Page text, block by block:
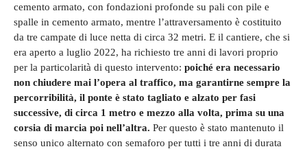
cemento armato, con fondazioni profonde su pali con pile e
spalle in cemento armato, mentre l’attraversamento è costituito
da tre campate di luce netta di circa 32 metri. E il cantiere, che si
era aperto a luglio 2022, ha richiesto tre anni di lavori proprio
per la particolarità di questo intervento: poiché era necessario
non chiudere mai l’opera al traffico, ma garantirne sempre la
percorribilità, il ponte è stato tagliato e alzato per fasi
successive, di circa 1 metro e mezzo alla volta, prima su una
corsia di marcia poi nell’altra. Per questo è stato mantenuto il
senso unico alternato con semaforo per tutti i tre anni di durata